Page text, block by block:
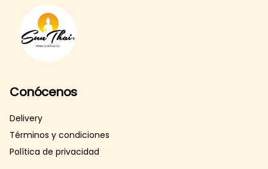
Conócenos
Delivery
Términos y condiciones
Política de privacidad